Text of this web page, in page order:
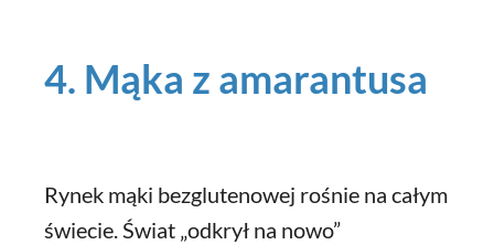
4. Mąka z amarantusa
Rynek mąki bezglutenowej rośnie na całym
świecie. Świat „odkrył na nowo”